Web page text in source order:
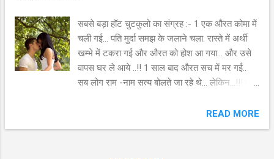
मुक्त हो गया " शायद मेरी मूर्ख पत्नी को समझ आ गया की
वो मेरे लायक ही नहीं थी, इसलिए आज वो घर से हमेशा के
लिए चली गयी, इसलिए अब मै आजाद हूँ, तुमसे मिलने के
लिए, मैं आ रहा हूँ कपडे बदल कर तुम्हारे पास, तुम तैयार हो
के मेरे घर के सामने वाले पार्क में अभी आ जाओ”। पति ...
सबसे बड़ा हॉट चुटकुलो का संग्रह :- 1 एक औरत कोमा में
चली गई... पति मुर्दा समझ के जलाने चला. रास्ते में अर्थी
खम्भे में टकरा गई और औरत को होश आ गया... और उसे
वापस घर ले आये ..!! 1 साल बाद औरत सच में मर गई..
सब लोग राम -नाम सत्य बोलते जा रहे थे... लेकिन...!!! पति
के ...! खम्भा बचा के ...! 2. सलमा:- मैं पड़ोसी खेताराम से
READ MORE